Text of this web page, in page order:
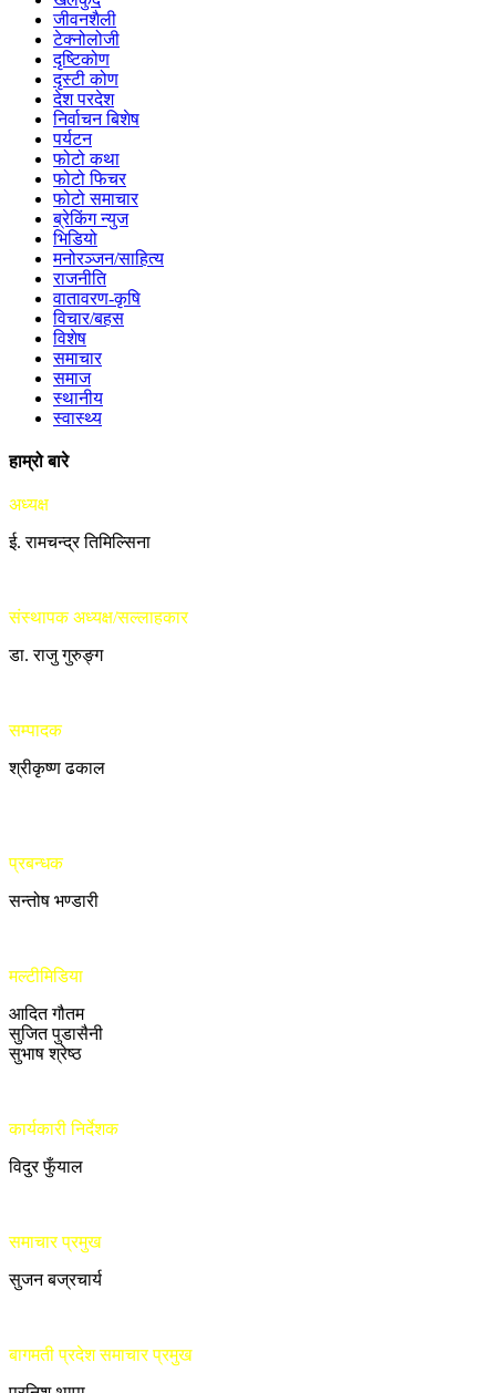
जीवनशैली
टेक्नोलोजी
दृष्टिकोण
दृस्टी कोण
देश परदेश
निर्वाचन बिशेष
पर्यटन
फोटो कथा
फोटो फिचर
फोटो समाचार
ब्रेकिंग न्युज
भिडियो
मनोरञ्जन/साहित्य
राजनीति
वातावरण-कृषि
विचार/बहस
विशेष
समाचार
समाज
स्थानीय
स्वास्थ्य
हाम्रो बारे
अध्यक्ष
ई. रामचन्द्र तिमिल्सिना
संस्थापक अध्यक्ष/सल्लाहकार
डा. राजु गुरुङ्ग
सम्पादक
श्रीकृष्ण ढकाल
प्रबन्धक
सन्तोष भण्डारी
मल्टीमिडिया
आदित गौतम
सुजित पुडासैनी
सुभाष श्रेष्ठ
कार्यकारी निर्देशक
विदुर फुँयाल
समाचार प्रमुख
सुजन बज्रचार्य
बागमती प्रदेश समाचार प्रमुख